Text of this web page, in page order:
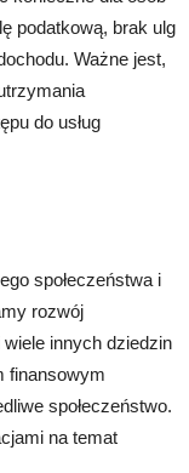
podatkową, brak ulg
Ważne jest,
do usług
społeczeństwa i
rozwój
innych dziedzin
finansowym
społeczeństwo.
na temat